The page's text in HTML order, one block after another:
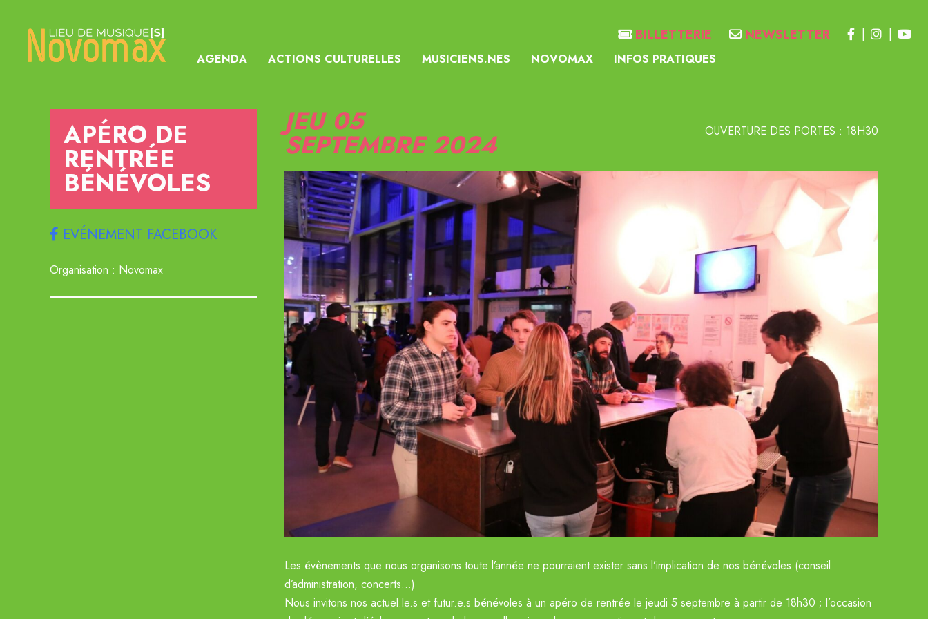
AGENDA ACTIONS CULTURELLES MUSICIENS.NES NOVOMAX INFOS PRATIQUES
BILLETTERIE NEWSLETTER
APÉRO DE
RENTRÉE
BÉNÉVOLES
EVÉNEMENT FACEBOOK
Organisation : Novomax
JEU 05
SEPTEMBRE 2024 OUVERTURE DES PORTES : 18H30
Les évènements que nous organisons toute l’année ne pourraient exister sans l’implication de nos bénévoles (conseil
d’administration, concerts…)
Nous invitons nos actuel.le.s et futur.e.s bénévoles à un apéro de rentrée le jeudi 5 septembre à partir de 18h30 ; l’occasion